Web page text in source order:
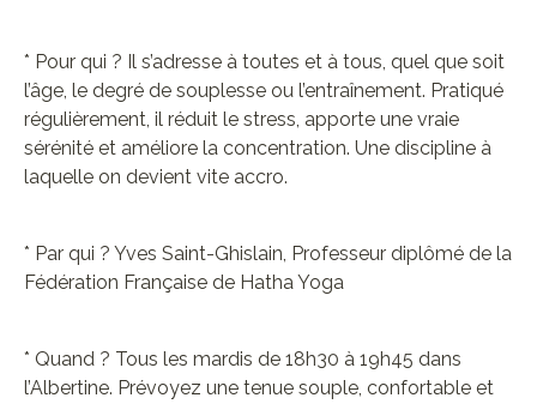
* Pour qui ? Il s’adresse à toutes et à tous, quel que soit
l’âge, le degré de souplesse ou l’entraînement. Pratiqué
régulièrement, il réduit le stress, apporte une vraie
sérénité et améliore la concentration. Une discipline à
laquelle on devient vite accro.
* Par qui ? Yves Saint-Ghislain, Professeur diplômé de la
Fédération Française de Hatha Yoga
* Quand ? Tous les mardis de 18h30 à 19h45 dans
l’Albertine. Prévoyez une tenue souple, confortable et